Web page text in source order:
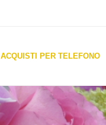
ACQUISTI PER TELEFONO